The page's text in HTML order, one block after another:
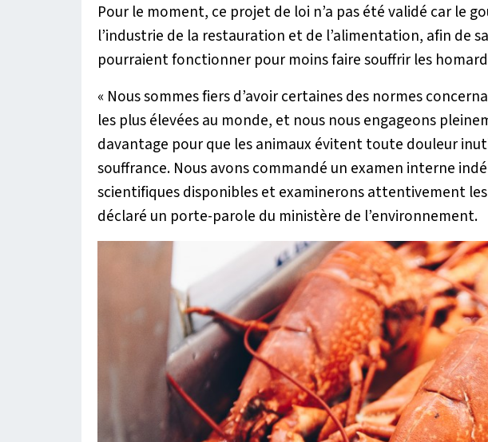
Pour le moment, ce projet de loi n’a pas été validé car le
l’industrie de la restauration et de l’alimentation, afin de
pourraient fonctionner pour moins faire souffrir les
« Nous sommes fiers d’avoir certaines des normes
les plus élevées au monde, et nous nous engageons
davantage pour que les animaux évitent toute douleur
souffrance. Nous avons commandé un examen interne
scientifiques disponibles et examinerons attentivement
déclaré un porte-parole du ministère de l’environnement.